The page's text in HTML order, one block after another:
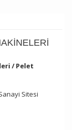
/ Pelet
Sitesi